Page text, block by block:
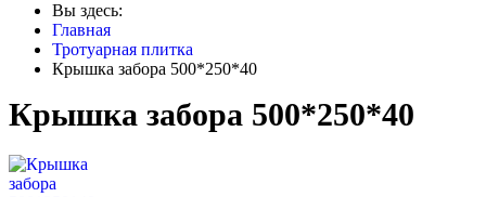
Вы здесь:
Главная
Тротуарная плитка
Крышка забора 500*250*40
Крышка забора 500*250*40